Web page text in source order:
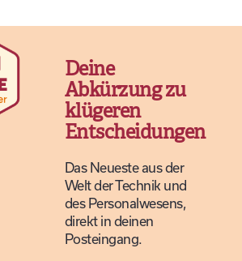
Deine
Abkürzung zu
klügeren
Entscheidungen
Das Neueste aus der
Welt der Technik und
des Personalwesens,
direkt in deinen
Posteingang.